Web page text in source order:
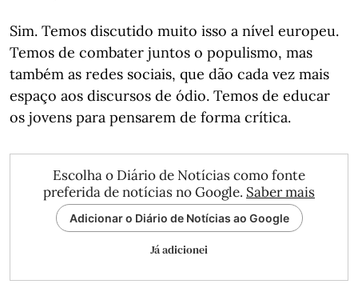
Sim. Temos discutido muito isso a nível europeu.
Temos de combater juntos o populismo, mas
também as redes sociais, que dão cada vez mais
espaço aos discursos de ódio. Temos de educar
os jovens para pensarem de forma crítica.
Escolha o Diário de Notícias como fonte
preferida de notícias no Google. Saber mais
Adicionar o Diário de Notícias ao Google
Já adicionei